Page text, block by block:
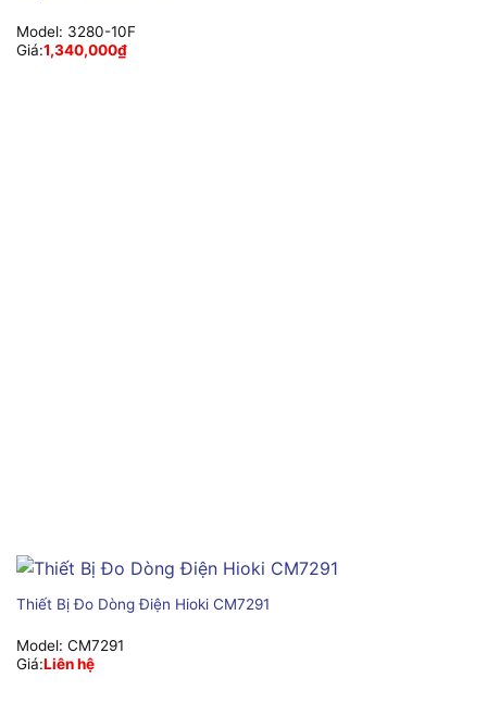
Model: 3280-10F
Giá:1,340,000₫
Thiết Bị Đo Dòng Điện Hioki CM7291
Model: CM7291
Giá:Liên hệ